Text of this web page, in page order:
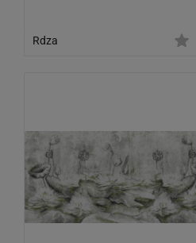
Rdza